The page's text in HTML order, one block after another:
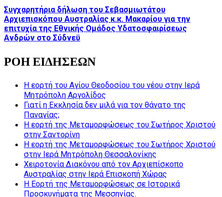
Συγχαρητήρια δήλωση του Σεβασμιωτάτου
Αρχιεπισκόπου Αυστραλίας κ.κ. Μακαρίου για την
επιτυχία της Εθνικής Ομάδος Υδατοσφαιρίσεως
Ανδρών στο Σύδνεϋ
ΡΟΗ ΕΙΔΗΣΕΩΝ
Η εορτή του Αγίου Θεοδοσίου του νέου στην Ιερά
Μητρόπολη Αργολίδος
Γιατί η Εκκλησία δεν μιλά για τον θάνατο της
Παναγίας;
Η εορτή της Μεταμορφώσεως του Σωτήρος Χριστού
στην Σαντορίνη
Η εορτή της Μεταμορφώσεως του Σωτήρος Χριστού
στην Ιερά Μητρόπολη Θεσσαλονίκης
Χειροτονία Διακόνου από τον Αρχιεπίσκοπο
Αυστραλίας στην Ιερά Επισκοπή Χώρας
Η Εορτή της Μεταμορφώσεως σε Ιστορικά
Προσκυνήματα της Μεσσηνίας.